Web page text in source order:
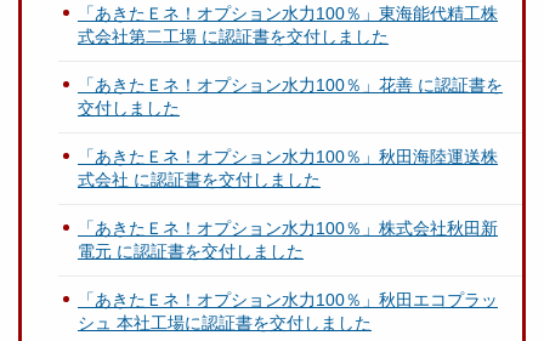
「あきたＥネ！オプション水力100％」東海能代精工株
式会社第二工場 に認証書を交付しました
「あきたＥネ！オプション水力100％」花善 に認証書を
交付しました
「あきたＥネ！オプション水力100％」秋田海陸運送株
式会社 に認証書を交付しました
「あきたＥネ！オプション水力100％」株式会社秋田新
電元 に認証書を交付しました
「あきたＥネ！オプション水力100％」秋田エコプラッ
シュ 本社工場に認証書を交付しました